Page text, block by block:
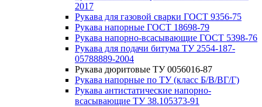
2017
Рукава для газовой сварки ГОСТ 9356-75
Рукава напорные ГОСТ 18698-79
Рукава нaпорно-всасывающие ГОСТ 5398-76
Рукава для подачи битума ТУ 2554-187-
05788889-2004
Рукава дюритовые ТУ 0056016-87
Рукава напорные по ТУ (класс Б/В/ВГ/Г)
Рукава антистатические напорно-
всасывающие ТУ 38.105373-91